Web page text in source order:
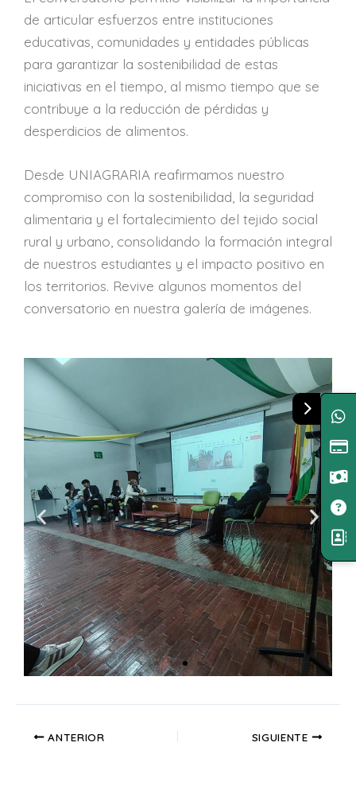
de articular esfuerzos entre instituciones
educativas, comunidades y entidades públicas
para garantizar la sostenibilidad de estas
iniciativas en el tiempo, al mismo tiempo que se
contribuye a la reducción de pérdidas y
desperdicios de alimentos.
Desde UNIAGRARIA reafirmamos nuestro
compromiso con la sostenibilidad, la seguridad
alimentaria y el fortalecimiento del tejido social
rural y urbano, consolidando la formación integral
de nuestros estudiantes y el impacto positivo en
los territorios. Revive algunos momentos del
conversatorio en nuestra galería de imágenes.
ANTERIOR SIGUIENTE